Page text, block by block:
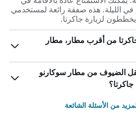
جاكرتا بـ 74 ﷼ في الليلة. هذه صفقة رائعة لمستخدمي
من أقرب مطار، مطار
الضيوف من مطار سوكارنو
من الأسئلة الشائعة